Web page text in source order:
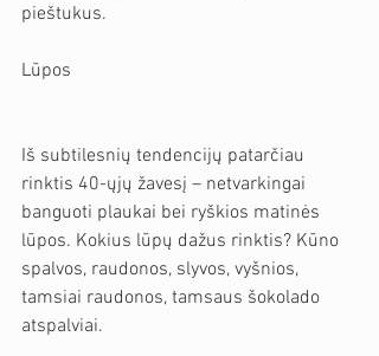
pieštukus.
Lūpos
Iš subtilesnių tendencijų patarčiau
rinktis 40-ųjų žavesį – netvarkingai
banguoti plaukai bei ryškios matinės
lūpos. Kokius lūpų dažus rinktis? Kūno
spalvos, raudonos, slyvos, vyšnios,
tamsiai raudonos, tamsaus šokolado
atspalviai.